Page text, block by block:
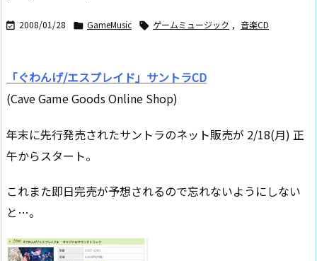
 2008/01/28  GameMusic  ゲームミュージック , 音楽CD
「ぐわんげ/エスプレイド」サントラCD
(Cave Game Goods Online Shop)
年末に先行発売されたサントラのネット販売が 2/18(月) 正
午からスタート。
これまた即日完売が予想されるので忘れないようにしない
と…。